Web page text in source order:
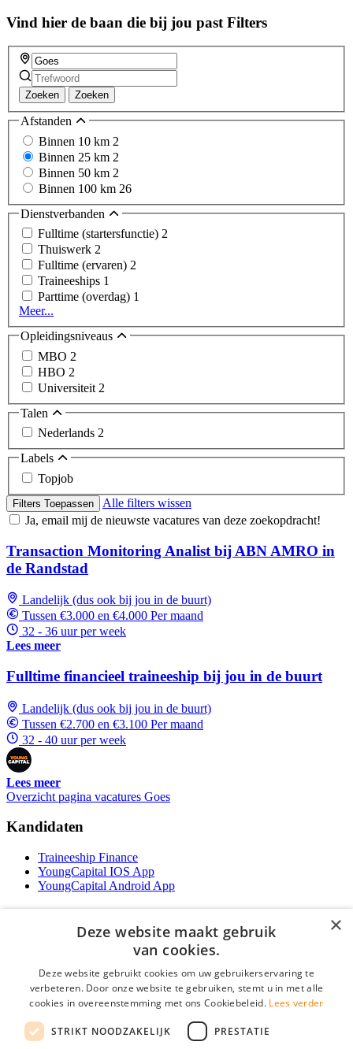
Vind hier de baan die bij jou past Filters
Zoeken Zoeken
Afstanden
Binnen 10 km 2
Binnen 25 km 2
Binnen 50 km 2
Binnen 100 km 26
Dienstverbanden
Fulltime (startersfunctie) 2
Thuiswerk 2
Fulltime (ervaren) 2
Traineeships 1
Parttime (overdag) 1
Meer...
Opleidingsniveaus
MBO 2
HBO 2
Universiteit 2
Talen
Nederlands 2
Labels
Topjob
Filters Toepassen
Alle filters wissen
Ja, email mij de nieuwste vacatures van deze zoekopdracht!
Transaction Monitoring Analist bij ABN AMRO in
de Randstad
Landelijk (dus ook bij jou in de buurt)
Tussen €3.000 en €4.000 Per maand
32 - 36 uur per week
Lees meer
Fulltime financieel traineeship bij jou in de buurt
Landelijk (dus ook bij jou in de buurt)
Tussen €2.700 en €3.100 Per maand
32 - 40 uur per week
Lees meer
Overzicht pagina vacatures Goes
Kandidaten
Traineeship Finance
YoungCapital IOS App
YoungCapital Android App
Contractvormen
Brochure aanvragen
Vacature aanmelden
Partners
×
Deze website maakt gebruik
van cookies.
Deze website gebruikt cookies om uw gebruikerservaring te
verbeteren. Door onze website te gebruiken, stemt u in met alle
cookies in overeenstemming met ons Cookiebeleid. Lees verder
STRIKT NOODZAKELIJK PRESTATIE